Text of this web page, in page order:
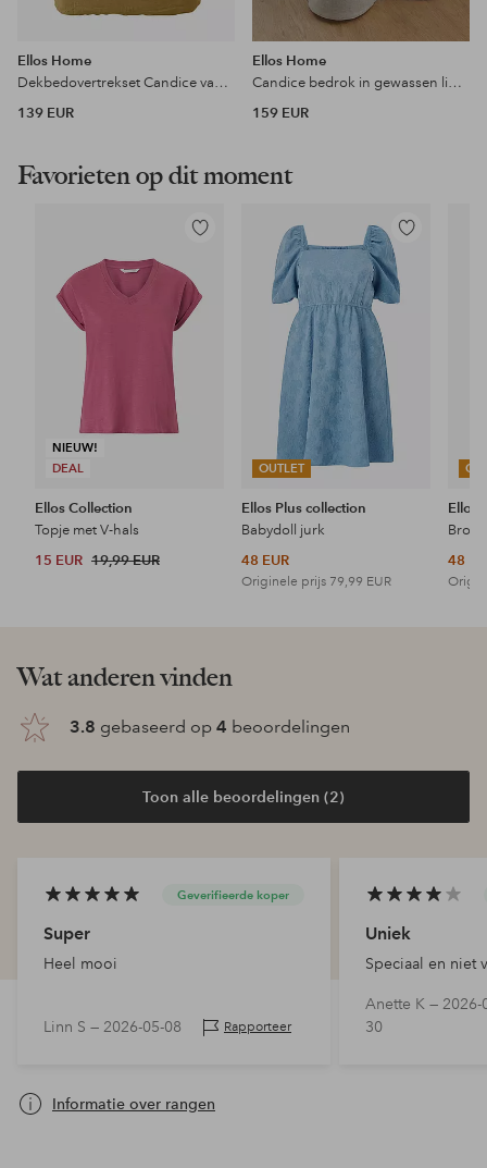
Ellos Home
Dekbedovertrekset Candice van gewassen linnen, 2 of 3 stuks
139 EUR
Ellos Home
Candice bedrok in gewassen linnen 60 cm
159 EUR
Favorieten op dit moment
NIEUW!
DEAL
Toevoegen
favorieten
Ellos Collection
Topje met V-hals
15 EUR 19,99 EUR
OUTLET
Toevoegen
aan
favorieten
Ellos Plus collection
Babydoll jurk
48 EUR
Originele prijs 79,99 EUR
Ellos
48
Wat anderen vinden
3.8 gebaseerd op 4 beoordelingen
Toon alle beoordelingen (2)
Geverifieerde koper
Super
Heel mooi
Linn S — 2026-05-08 Rapporteer
Uniek
Speciaal en niet
Anette K — 2026-
30
Informatie over rangen